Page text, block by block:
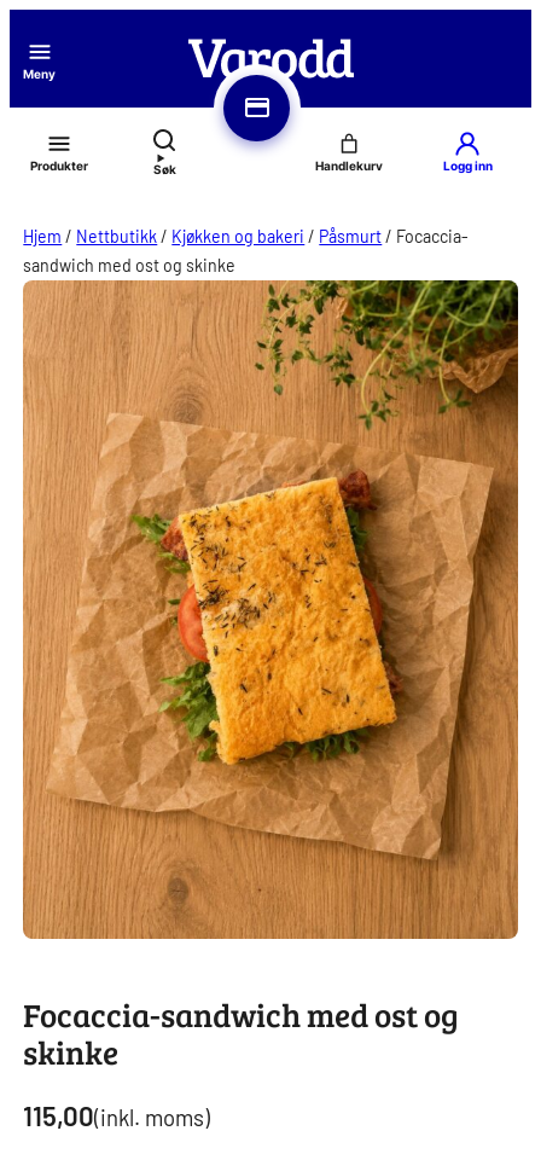
Meny
Produkter Søk Logg inn
Hjem / Nettbutikk/ Kjøkken og bakeri / Påsmurt/ Focaccia-
sandwich med ost og skinke
Focaccia-sandwich med ost og
skinke
115,00(inkl. moms)